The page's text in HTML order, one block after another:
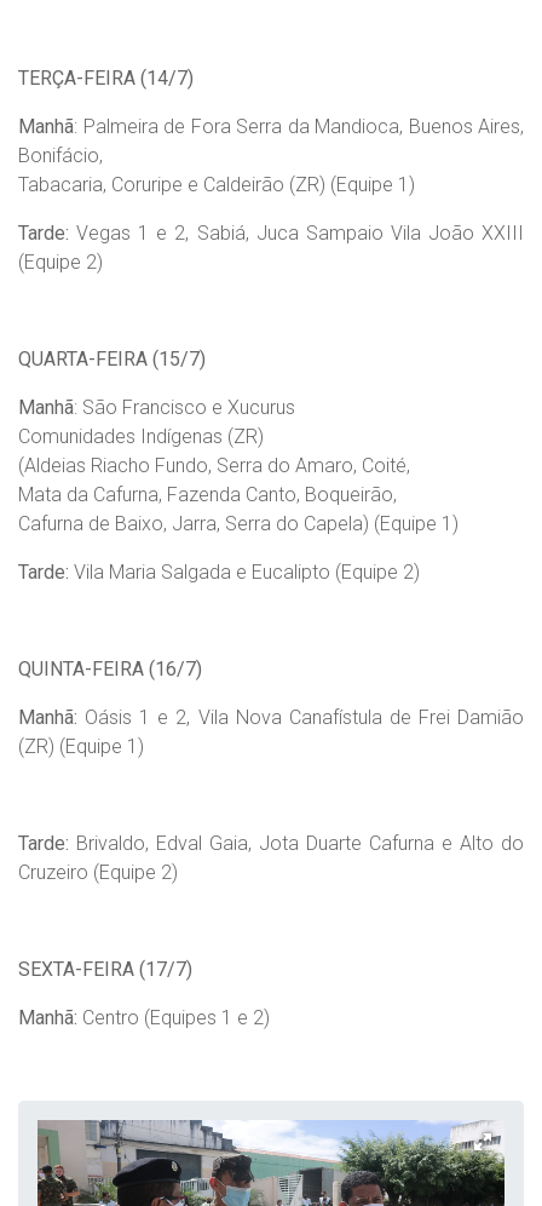
TERÇA-FEIRA (14/7)
Manhã: Palmeira de Fora Serra da Mandioca, Buenos Aires,
Bonifácio,
Tabacaria, Coruripe e Caldeirão (ZR) (Equipe 1)
Tarde: Vegas 1 e 2, Sabiá, Juca Sampaio Vila João XXIII
(Equipe 2)
QUARTA-FEIRA (15/7)
Manhã: São Francisco e Xucurus
Comunidades Indígenas (ZR)
(Aldeias Riacho Fundo, Serra do Amaro, Coité,
Mata da Cafurna, Fazenda Canto, Boqueirão,
Cafurna de Baixo, Jarra, Serra do Capela) (Equipe 1)
Tarde: Vila Maria Salgada e Eucalipto (Equipe 2)
QUINTA-FEIRA (16/7)
Manhã: Oásis 1 e 2, Vila Nova Canafístula de Frei Damião
(ZR) (Equipe 1)
Tarde: Brivaldo, Edval Gaia, Jota Duarte Cafurna e Alto do
Cruzeiro (Equipe 2)
SEXTA-FEIRA (17/7)
Manhã: Centro (Equipes 1 e 2)